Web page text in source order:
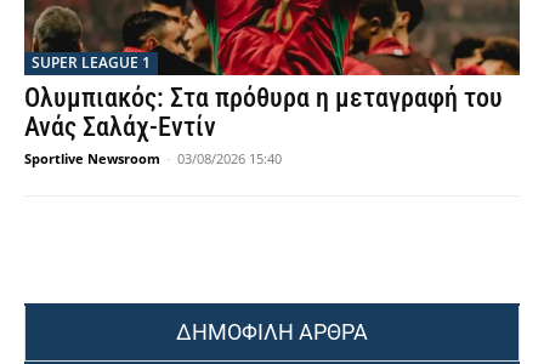
SUPER LEAGUE 1
Ολυμπιακός: Στα πρόθυρα η μεταγραφή του
Ανάς Σαλάχ-Εντίν
Sportlive Newsroom - 03/08/2026 15:40
ΔΗΜΟΦΙΛΗ ΑΡΘΡΑ